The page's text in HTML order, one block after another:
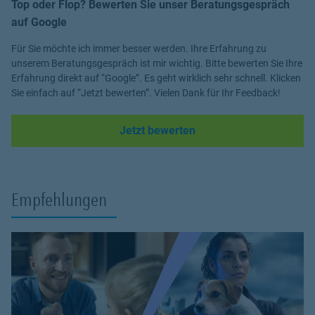
Top oder Flop? Bewerten Sie unser Beratungsgespräch
auf Google
Für Sie möchte ich immer besser werden. Ihre Erfahrung zu
unserem Beratungsgespräch ist mir wichtig. Bitte bewerten Sie Ihre
Erfahrung direkt auf “Google”. Es geht wirklich sehr schnell. Klicken
Sie einfach auf “Jetzt bewerten”. Vielen Dank für Ihr Feedback!
Jetzt bewerten
Empfehlungen